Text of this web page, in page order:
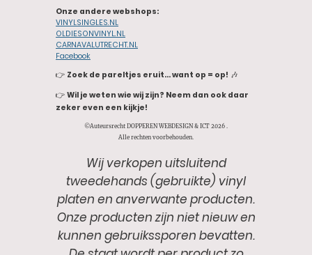
Onze andere webshops:
VINYLSINGLES.NL
OLDIESONVINYL.NL
CARNAVALUTRECHT.NL
Facebook
👉 Zoek de pareltjes eruit… want op = op! 🎶
👉 Wil je weten wie wij zijn? Neem dan ook daar
zeker even een kijkje!
©Auteursrecht DOPPEREN WEBDESIGN & ICT 2026 .
Alle rechten voorbehouden.
Wij verkopen uitsluitend
tweedehands (gebruikte) vinyl
platen en anverwante producten.
Onze producten zijn niet nieuw en
kunnen gebruikssporen bevatten.